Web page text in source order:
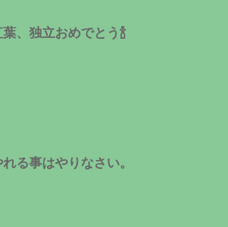
葉、独立おめでとう🍾
れる事はやりなさい。